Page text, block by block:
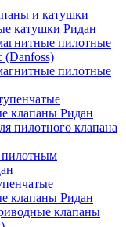
и катушки
катушки Ридан
пилотные
(Danfoss)
пилотные
клапаны Ридан
пилотного клапана
клапаны Ридан
клапаны